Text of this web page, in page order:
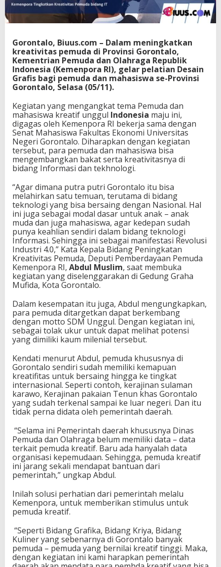
a
l
o
a
r
a
n
g
D
b
a
n
t
u
,
K
e
m
e
n
p
o
r
a
B
e
r
i
k
a
n
o
l
u
s
i
Gorontalo, Biuus.com – Dalam meningkatkan
kreativitas pemuda di Provinsi Gorontalo,
Kementrian Pemuda dan Olahraga Republik
Indonesia (Kemenpora RI), gelar pelatian Desain
Grafis bagi pemuda dan mahasiswa se-Provinsi
Gorontalo, Selasa (05/11).
Kegiatan yang mengangkat tema Pemuda dan
mahasiswa kreatif unggul Indonesia maju ini,
digagas oleh Kemenpora RI bekerja sama dengan
Senat Mahasiswa Fakultas Ekonomi Universitas
Negeri Gorontalo. Diharapkan dengan kegiatan
tersebut, para pemuda dan mahasiswa bisa
mengembangkan bakat serta kreativitasnya di
bidang Informasi dan tekhnologi.
“Agar dimana putra putri Gorontalo itu bisa
melahirkan satu temuan, terutama di bidang
teknologi yang bisa bersaing dengan Nasional. Hal
ini juga sebagai modal dasar untuk anak – anak
muda dan juga mahasiswa, agar kedepan sudah
punya keahlian sendiri dalam bidang teknologi
Informasi. Sehingga ini sebagai manifestasi Revolusi
Industri 4.0,” Kata Kepala Bidang Peningkatan
Kreativitas Pemuda, Deputi Pemberdayaan Pemuda
Kemenpora RI, Abdul Muslim, saat membuka
kegiatan yang diselenggarakan di Gedung Graha
Mufida, Kota Gorontalo.
Dalam kesempatan itu juga, Abdul mengungkapkan,
para pemuda ditargetkan dapat berkembang
dengan motto SDM Unggul. Dengan kegiatan ini,
sebagai tolak ukur untuk dapat melihat potensi
yang dimiliki kaum milenial tersebut.
Kendati menurut Abdul, pemuda khususnya di
Gorontalo sendiri sudah memiliki kemapuan
kreatifitas untuk bersaing hingga ke tingkat
internasional. Seperti contoh, kerajinan sulaman
karawo, Kerajinan pakaian Tenun khas Gorontalo
yang sudah terkenal sampai ke luar negeri. Dan itu
tidak perna didata oleh pemerintah daerah.
“Selama ini Pemerintah daerah khususnya Dinas
Pemuda dan Olahraga belum memiliki data – data
terkait pemuda kreatif. Baru ada hanyalah data
organisasi kepemudaan. Sehingga, pemuda kreatif
ini jarang sekali mendapat bantuan dari
pemerintah,” ungkap Abdul.
Inilah solusi perhatian dari pemerintah melalu
Kemenpora, untuk memberikan stimulus untuk
pemuda kreatif.
“Seperti Bidang Grafika, Bidang Kriya, Bidang
Kuliner yang sebenarnya di Gorontalo banyak
pemuda – pemuda yang bernilai kreatif tinggi. Maka,
dengan kegiatan ini kami harapkan pemerintah